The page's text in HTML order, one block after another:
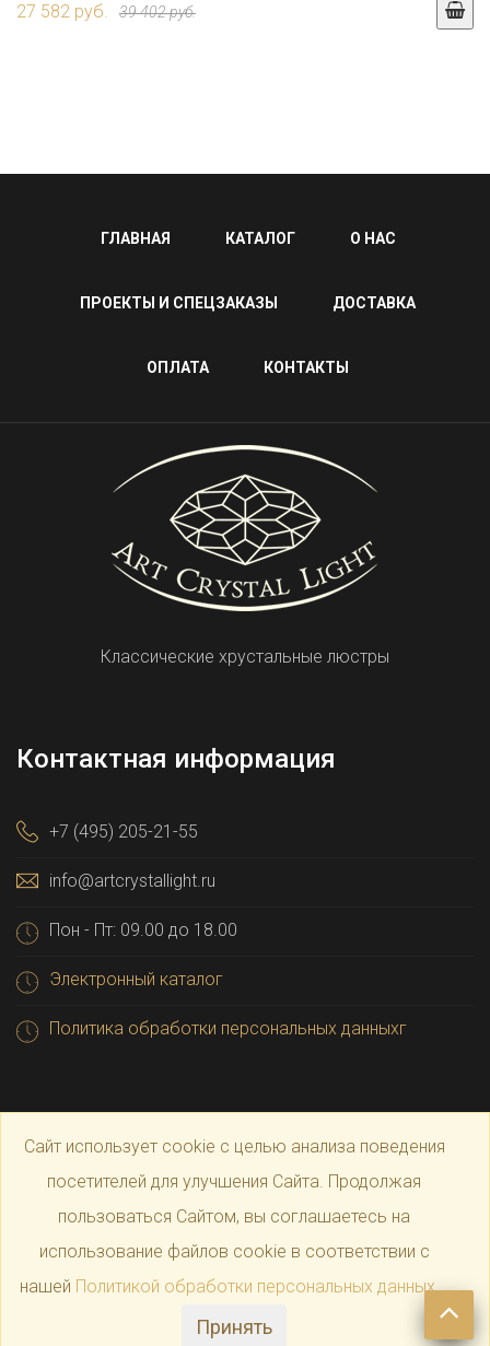
27 582 руб. 39 402 руб.
ГЛАВНАЯ КАТАЛОГ О НАС
ПРОЕКТЫ И СПЕЦЗАКАЗЫ ДОСТАВКА
ОПЛАТА КОНТАКТЫ
Классические хрустальные люстры
Контактная информация
+7 (495) 205-21-55
info@artcrystallight.ru
Пон - Пт: 09.00 до 18.00
Электронный каталог
Политика обработки персональных данныхг
Crystal Light
Сайт использует cookie с целью анализа поведения
посетителей для улучшения Сайта. Продолжая
пользоваться Сайтом, вы соглашаетесь на
использование файлов cookie в соответствии с
нашей Политикой обработки персональных данных.
Принять